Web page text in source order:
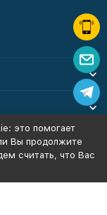
это помогает
Вы продолжите
считать, что Вас